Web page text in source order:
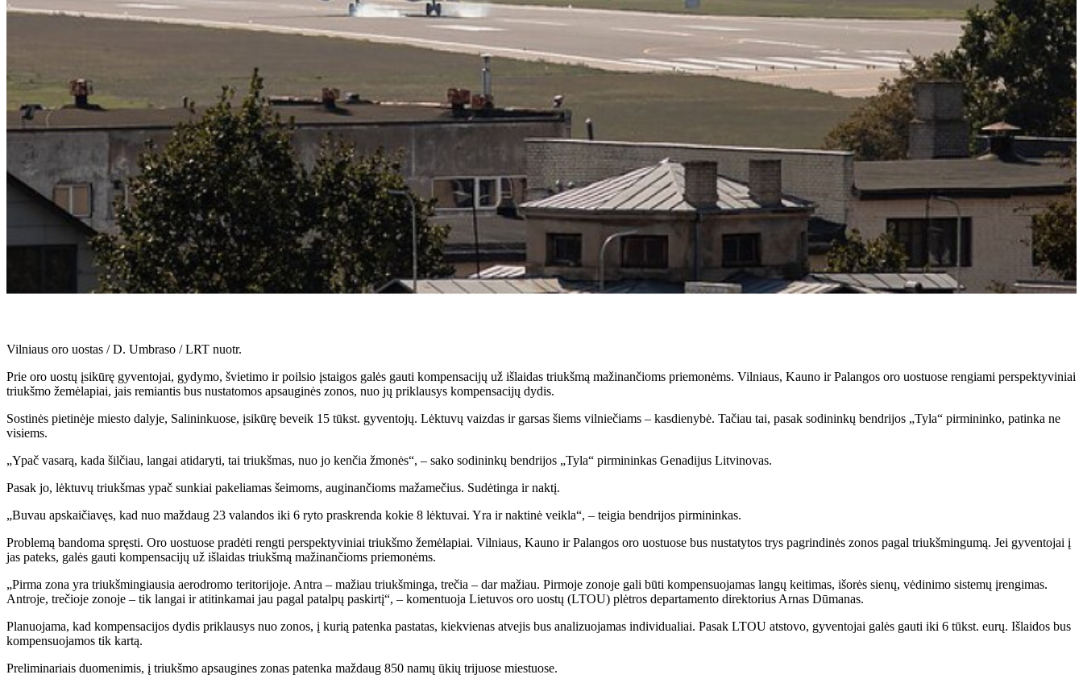
Vilniaus oro uostas / D. Umbraso / LRT nuotr.
Prie oro uostų įsikūrę gyventojai, gydymo, švietimo ir poilsio įstaigos galės gauti kompensacijų už išlaidas triukšmą mažinančioms priemonėms. Vilniaus, Kauno ir Palangos oro uostuose rengiami perspektyviniai
triukšmo žemėlapiai, jais remiantis bus nustatomos apsauginės zonos, nuo jų priklausys kompensacijų dydis.
Sostinės pietinėje miesto dalyje, Salininkuose, įsikūrę beveik 15 tūkst. gyventojų. Lėktuvų vaizdas ir garsas šiems vilniečiams – kasdienybė. Tačiau tai, pasak sodininkų bendrijos „Tyla“ pirmininko, patinka ne
visiems.
„Ypač vasarą, kada šilčiau, langai atidaryti, tai triukšmas, nuo jo kenčia žmonės“, – sako sodininkų bendrijos „Tyla“ pirmininkas Genadijus Litvinovas.
Pasak jo, lėktuvų triukšmas ypač sunkiai pakeliamas šeimoms, auginančioms mažamečius. Sudėtinga ir naktį.
„Buvau apskaičiavęs, kad nuo maždaug 23 valandos iki 6 ryto praskrenda kokie 8 lėktuvai. Yra ir naktinė veikla“, – teigia bendrijos pirmininkas.
Problemą bandoma spręsti. Oro uostuose pradėti rengti perspektyviniai triukšmo žemėlapiai. Vilniaus, Kauno ir Palangos oro uostuose bus nustatytos trys pagrindinės zonos pagal triukšmingumą. Jei gyventojai į
jas pateks, galės gauti kompensacijų už išlaidas triukšmą mažinančioms priemonėms.
„Pirma zona yra triukšmingiausia aerodromo teritorijoje. Antra – mažiau triukšminga, trečia – dar mažiau. Pirmoje zonoje gali būti kompensuojamas langų keitimas, išorės sienų, vėdinimo sistemų įrengimas.
Antroje, trečioje zonoje – tik langai ir atitinkamai jau pagal patalpų paskirtį“, – komentuoja Lietuvos oro uostų (LTOU) plėtros departamento direktorius Arnas Dūmanas.
Planuojama, kad kompensacijos dydis priklausys nuo zonos, į kurią patenka pastatas, kiekvienas atvejis bus analizuojamas individualiai. Pasak LTOU atstovo, gyventojai galės gauti iki 6 tūkst. eurų. Išlaidos bus
kompensuojamos tik kartą.
Preliminariais duomenimis, į triukšmo apsaugines zonas patenka maždaug 850 namų ūkių trijuose miestuose.